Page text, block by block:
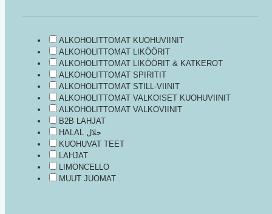
ALKOHOLITTOMAT KUOHUVIINIT
ALKOHOLITTOMAT LIKÖÖRIT
ALKOHOLITTOMAT LIKÖÖRIT & KATKEROT
ALKOHOLITTOMAT SPIRITIT
ALKOHOLITTOMAT STILL-VIINIT
ALKOHOLITTOMAT VALKOISET KUOHUVIINIT
ALKOHOLITTOMAT VALKOVIINIT
B2B LAHJAT
HALAL حلال
KUOHUVAT TEET
LAHJAT
LIMONCELLO
MUUT JUOMAT